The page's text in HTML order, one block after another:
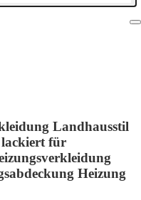
Landhausstil
lackiert für
Heizung